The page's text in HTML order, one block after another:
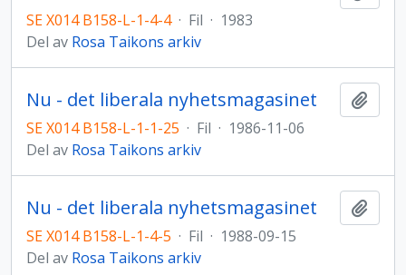
SE X014 B158-L-1-4-4 · Fil · 1983
Del av Rosa Taikons arkiv
Nu - det liberala nyhetsmagasinet
SE X014 B158-L-1-1-25 · Fil · 1986-11-06
Del av Rosa Taikons arkiv
Nu - det liberala nyhetsmagasinet
SE X014 B158-L-1-4-5 · Fil · 1988-09-15
Del av Rosa Taikons arkiv